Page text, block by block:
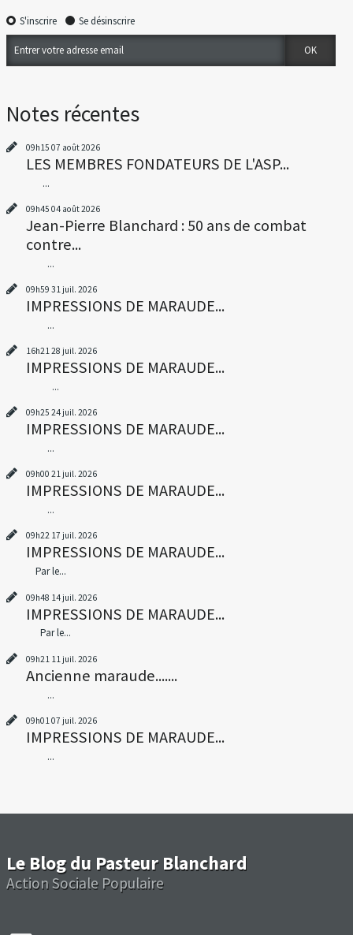
S'inscrire Se désinscrire
Notes récentes
09h15 07 août 2026
LES MEMBRES FONDATEURS DE L'ASP...
...
09h45 04 août 2026
Jean-Pierre Blanchard : 50 ans de combat
contre...
...
09h59 31 juil. 2026
IMPRESSIONS DE MARAUDE...
...
16h2128 juil. 2026
IMPRESSIONS DE MARAUDE...
...
09h25 24 juil. 2026
IMPRESSIONS DE MARAUDE...
...
09h00 21 juil. 2026
IMPRESSIONS DE MARAUDE...
...
09h22 17 juil. 2026
IMPRESSIONS DE MARAUDE...
Par le...
09h48 14 juil. 2026
IMPRESSIONS DE MARAUDE...
Par le...
09h21 11 juil. 2026
Ancienne maraude.......
...
09h01 07 juil. 2026
IMPRESSIONS DE MARAUDE...
...
Le Blog du Pasteur Blanchard
Action Sociale Populaire